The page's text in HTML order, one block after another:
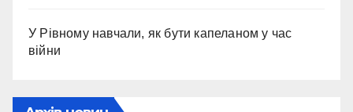
У Рівному навчали, як бути капеланом у час
війни